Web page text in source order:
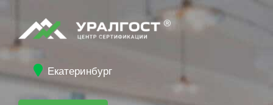
Екатеринбург